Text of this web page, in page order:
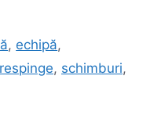
, echipă,
respinge, schimburi,